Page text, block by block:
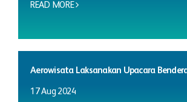
READ MORE
Aerowisata Laksanakan Upacara Bendera
17 Aug 2024